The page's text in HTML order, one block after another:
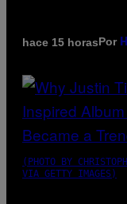
hace 15 horasPor
(PHOTO BY
VIA GETTY IMAGES)